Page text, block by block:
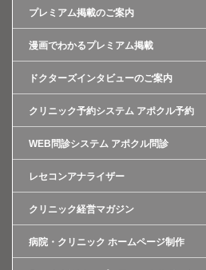
プレミアム掲載のご案内
漫画でわかるプレミアム掲載
ドクターズインタビューのご案内
クリニック予約システム アポクル予約
WEB問診システム アポクル問診
レセコンアナライザー
クリニック経営マガジン
病院・クリニック ホームページ制作